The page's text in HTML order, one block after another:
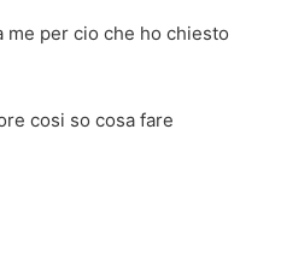
me per cio che ho chiesto
cosi so cosa fare